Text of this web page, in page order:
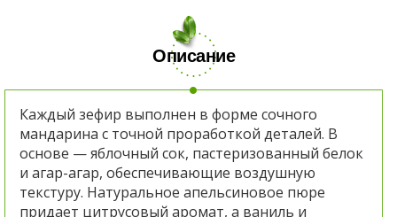
Описание
Каждый зефир выполнен в форме сочного
мандарина с точной проработкой деталей. В
основе — яблочный сок, пастеризованный белок
и агар-агар, обеспечивающие воздушную
текстуру. Натуральное апельсиновое пюре
придает цитрусовый аромат, а ваниль и